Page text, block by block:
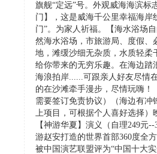
旗舰“定远”号。外观威海海滨
门】，这是威海千公里幸福海岸
门”。为家人祈福。【海水浴场
然海水浴场，市旅游局、度假、
地，滩缓沙细无杂质，水质轻柔
给你带来的无穷乐趣。在海边踏
海浪拍岸......可跟亲人好友尽情
的在沙滩牵手漫步，尽情玩嗨！
需要签订免责协议）（海边有冲
上项目，可根据个人喜好选择）
【神游华夏】演义（自理249元
游赵安打造的世界首部360度全
被中国演艺联盟评为“中国十大